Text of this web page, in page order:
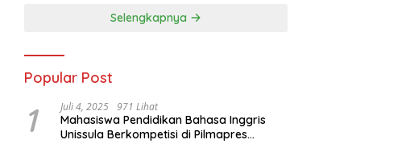
Selengkapnya
Popular Post
1 Juli 4, 2025 971 Lihat
Mahasiswa Pendidikan Bahasa Inggris
Unissula Berkompetisi di Pilmapres